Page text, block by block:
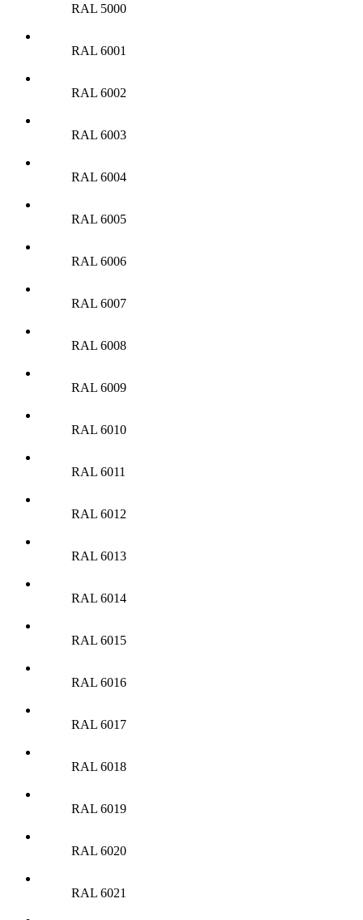
RAL 5000
RAL 6001
RAL 6002
RAL 6003
RAL 6004
RAL 6005
RAL 6006
RAL 6007
RAL 6008
RAL 6009
RAL 6010
RAL 6011
RAL 6012
RAL 6013
RAL 6014
RAL 6015
RAL 6016
RAL 6017
RAL 6018
RAL 6019
RAL 6020
RAL 6021